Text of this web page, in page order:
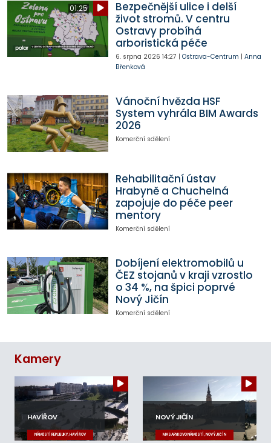
01:25
Bezpečnější ulice i delší
život stromů. V centru
Ostravy probíhá
arboristická péče
6. srpna 2026 14:27 | Ostrava-Centrum | Anna
Břenková
Vánoční hvězda HSF
System vyhrála BIM Awards
2026
Komerční sdělení
Rehabilitační ústav
Hrabyně a Chuchelná
zapojuje do péče peer
mentory
Komerční sdělení
Dobíjení elektromobilů u
ČEZ stojanů v kraji vzrostlo
o 34 %, na špici poprvé
Nový Jičín
Komerční sdělení
Kamery
HAVÍŘOV
NÁMĚSTÍ REPUBLIKY, HAVÍŘOV
NOVÝ JIČÍN
MASARYKOVO NÁMĚSTÍ, NOVÝ JIČÍN